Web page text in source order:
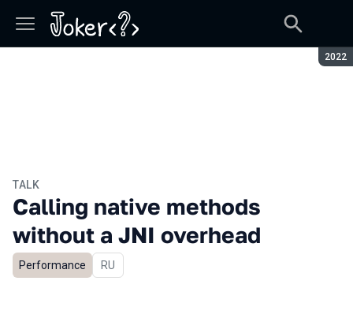
2022
TALK
Calling native methods
without a JNI overhead
Performance In Russian
RU